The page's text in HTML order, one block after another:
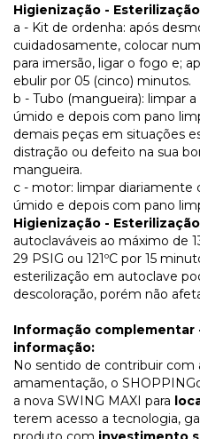
Higienização -
a - Kit de ordenha: após
cuidadosamente, colocar
para imersão, ligar o fogo e;
ebulir por 05 (cinco) minutos.
b - Tubo (mangueira): limpar
úmido e depois com pano
demais peças em situações
distração ou defeito na sua
mangueira.
c - motor: limpar
úmido e depois com pano
Higienização -
autoclaváveis ao máximo de
29 PSIG ou 121ºC por 15
esterilização em autoclave
descoloração, porém não
Informação complementar
informação:
No sentido de contribuir com
amamentação, o
a nova SWING MAXI para
terem acesso a tecnologia,